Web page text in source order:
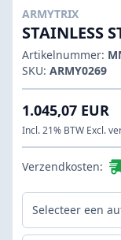
ARMYTRIX
STAINLESS
Artikelnummer:
SKU: ARMY0269
1.045,07 EUR
Incl. 21% BTW Excl.
Verzendkosten:
Selecteer een